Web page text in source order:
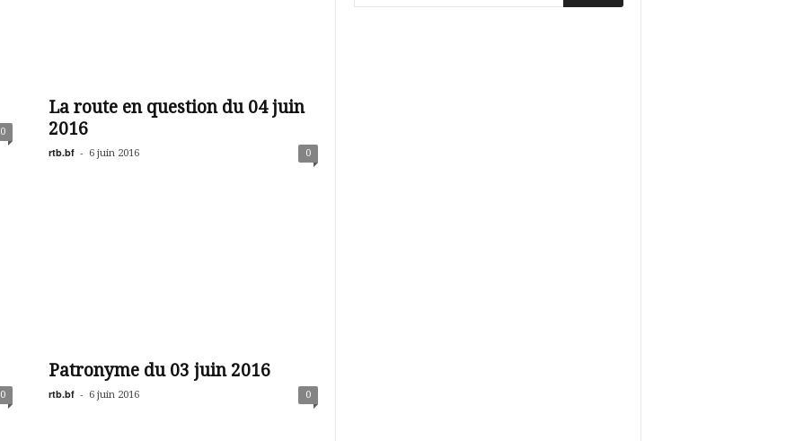
0
La route en question du 04 juin
2016
rtb.bf - 6 juin 2016 0
0
Patronyme du 03 juin 2016
rtb.bf - 6 juin 2016 0